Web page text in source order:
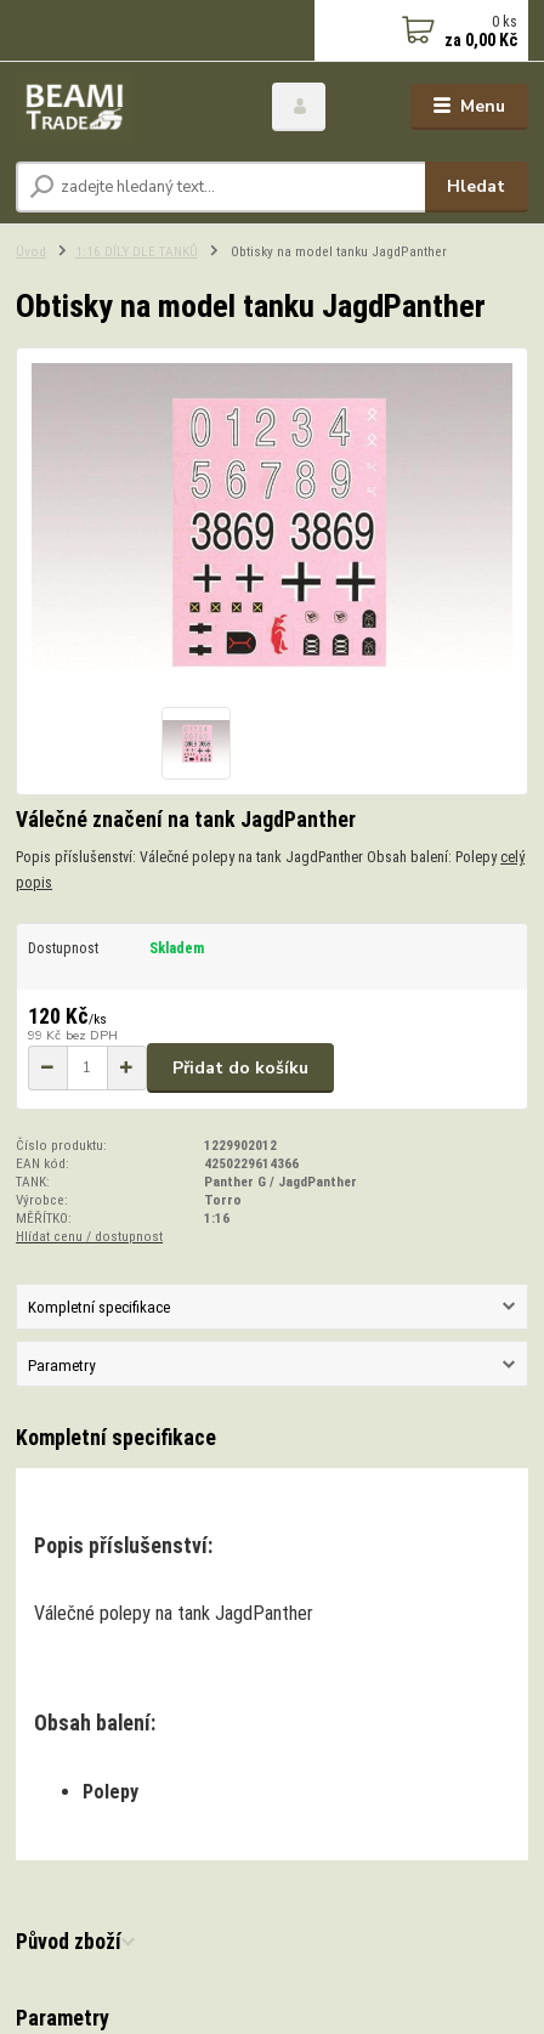
Menu
Hledat
0 ks
za 0,00 Kč
Úvod 1:16 DÍLY DLE TANKŮ Obtisky na model tanku JagdPanther
Obtisky na model tanku JagdPanther
Válečné značení na tank JagdPanther
Popis příslušenství: Válečné polepy na tank JagdPanther Obsah balení: Polepy celý
popis
Dostupnost Skladem
120 Kč/ks
99 Kč bez DPH
Přidat do košíku
Číslo produktu:
1229902012
EAN kód:
4250229614366
TANK:
Panther G / JagdPanther
Výrobce:
Torro
MĚŘÍTKO:
1:16
Hlídat cenu / dostupnost
Kompletní specifikace
Parametry
Kompletní specifikace
Popis příslušenství:
Válečné polepy na tank JagdPanther
Obsah balení:
Polepy
Původ zboží
Parametry